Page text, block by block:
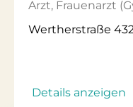
Arzt, Frauenarzt
Wertherstraße
Details anzeigen